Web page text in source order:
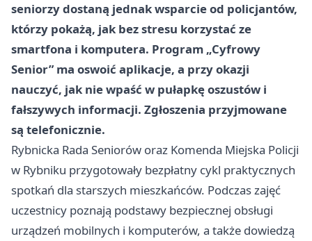
seniorzy dostaną jednak wsparcie od policjantów,
którzy pokażą, jak bez stresu korzystać ze
smartfona i komputera. Program „Cyfrowy
Senior” ma oswoić aplikacje, a przy okazji
nauczyć, jak nie wpaść w pułapkę oszustów i
fałszywych informacji. Zgłoszenia przyjmowane
są telefonicznie.
Rybnicka Rada Seniorów oraz Komenda Miejska Policji
w Rybniku przygotowały bezpłatny cykl praktycznych
spotkań dla starszych mieszkańców. Podczas zajęć
uczestnicy poznają podstawy bezpiecznej obsługi
urządzeń mobilnych i komputerów, a także dowiedzą